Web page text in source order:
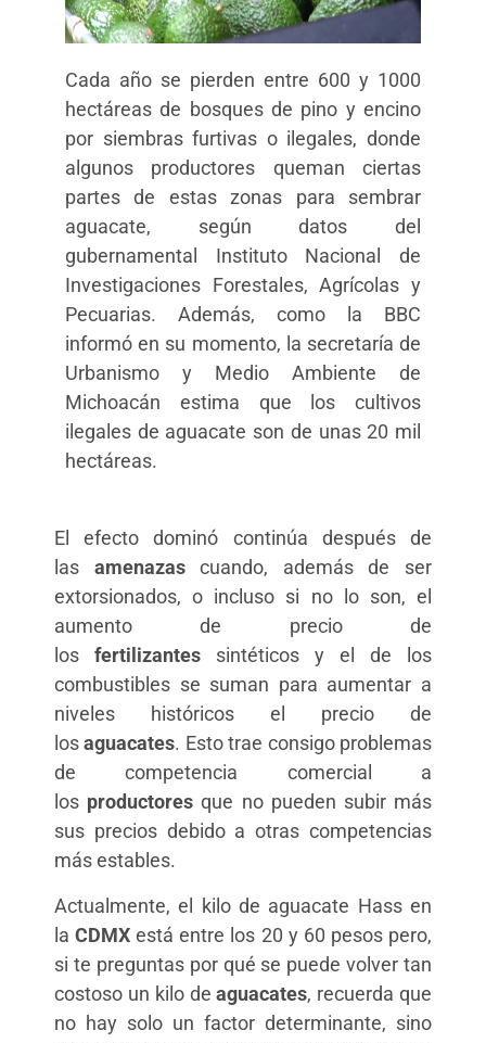
Cada año se pierden entre 600 y 1000
hectáreas de bosques de pino y encino
por siembras furtivas o ilegales, donde
algunos productores queman ciertas
partes de estas zonas para sembrar
aguacate, según datos del
gubernamental Instituto Nacional de
Investigaciones Forestales, Agrícolas y
Pecuarias. Además, como la BBC
informó en su momento, la secretaría de
Urbanismo y Medio Ambiente de
Michoacán estima que los cultivos
ilegales de aguacate son de unas 20 mil
hectáreas.
El efecto dominó continúa después de
las amenazascuando, además de ser
extorsionados, o incluso si no lo son, el
aumento de precio de
los fertilizantes sintéticos y el de los
combustibles se suman para aumentar a
niveles históricos el precio de
losaguacates. Esto trae consigo problemas
de competencia comercial a
los productoresque no pueden subir más
sus precios debido a otras competencias
más estables.
Actualmente, el kilo de aguacate Hass en
laCDMXestá entre los 20 y 60 pesos pero,
si te preguntas por qué se puede volver tan
costoso un kilo deaguacates, recuerda que
no hay solo un factor determinante, sino